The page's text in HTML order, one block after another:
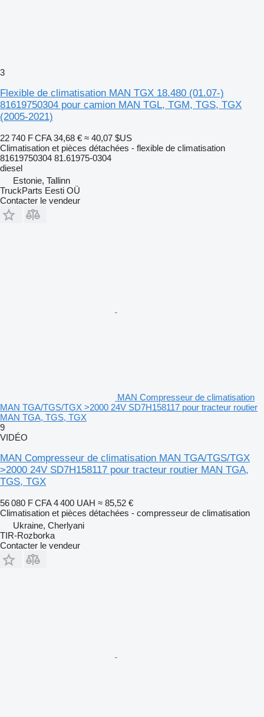
3
Flexible de climatisation MAN TGX 18.480 (01.07-)
81619750304 pour camion MAN TGL, TGM, TGS, TGX
(2005-2021)
22 740 F CFA 34,68 € ≈ 40,07 $US
Climatisation et pièces détachées - flexible de climatisation
81619750304 81.61975-0304
diesel
Estonie, Tallinn
TruckParts Eesti OÜ
Contacter le vendeur
MAN Compresseur de climatisation
MAN TGA/TGS/TGX >2000 24V SD7H158117 pour tracteur routier
MAN TGA, TGS, TGX
9
VIDÉO
MAN Compresseur de climatisation MAN TGA/TGS/TGX
>2000 24V SD7H158117 pour tracteur routier MAN TGA,
TGS, TGX
56 080 F CFA 4 400 UAH ≈ 85,52 €
Climatisation et pièces détachées - compresseur de climatisation
Ukraine, Cherlyani
TIR-Rozborka
Contacter le vendeur